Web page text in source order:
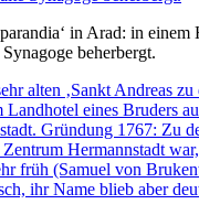
in Arad: in einem
beherbergt.